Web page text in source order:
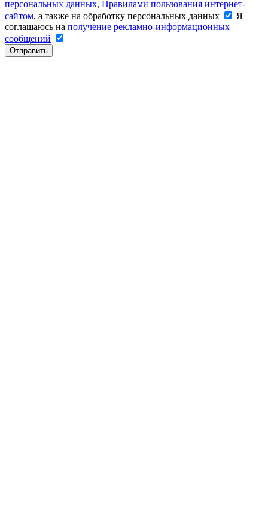
персональных данных, Правилами пользования интернет-
сайтом, а также на обработку персональных данных
Я
соглашаюсь на получение рекламно-информационных
сообщений
Отправить